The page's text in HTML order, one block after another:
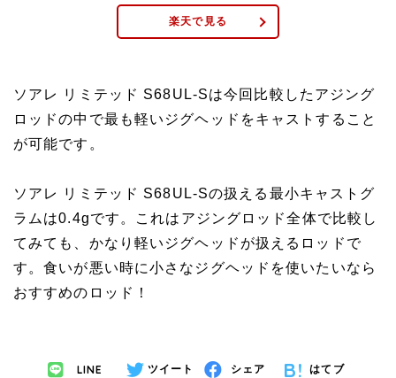
楽天で見る
ソアレ リミテッド S68UL-Sは今回比較したアジング
ロッドの中で最も軽いジグヘッドをキャストすること
が可能です。
ソアレ リミテッド S68UL-Sの扱える最小キャストグ
ラムは0.4gです。これはアジングロッド全体で比較し
てみても、かなり軽いジグヘッドが扱えるロッドで
す。食いが悪い時に小さなジグヘッドを使いたいなら
おすすめのロッド！
LINE ツイート シェア はてブ